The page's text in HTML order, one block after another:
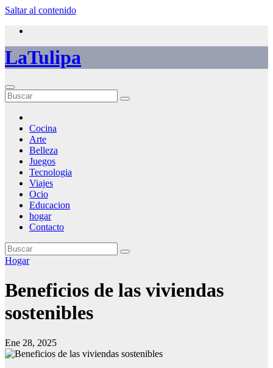
Saltar al contenido
LaTulipa
Cocina
Arte
Belleza
Juegos
Tecnologia
Viajes
Ocio
Educacion
hogar
Contacto
Hogar
Beneficios de las viviendas
sostenibles
Ene 28, 2025